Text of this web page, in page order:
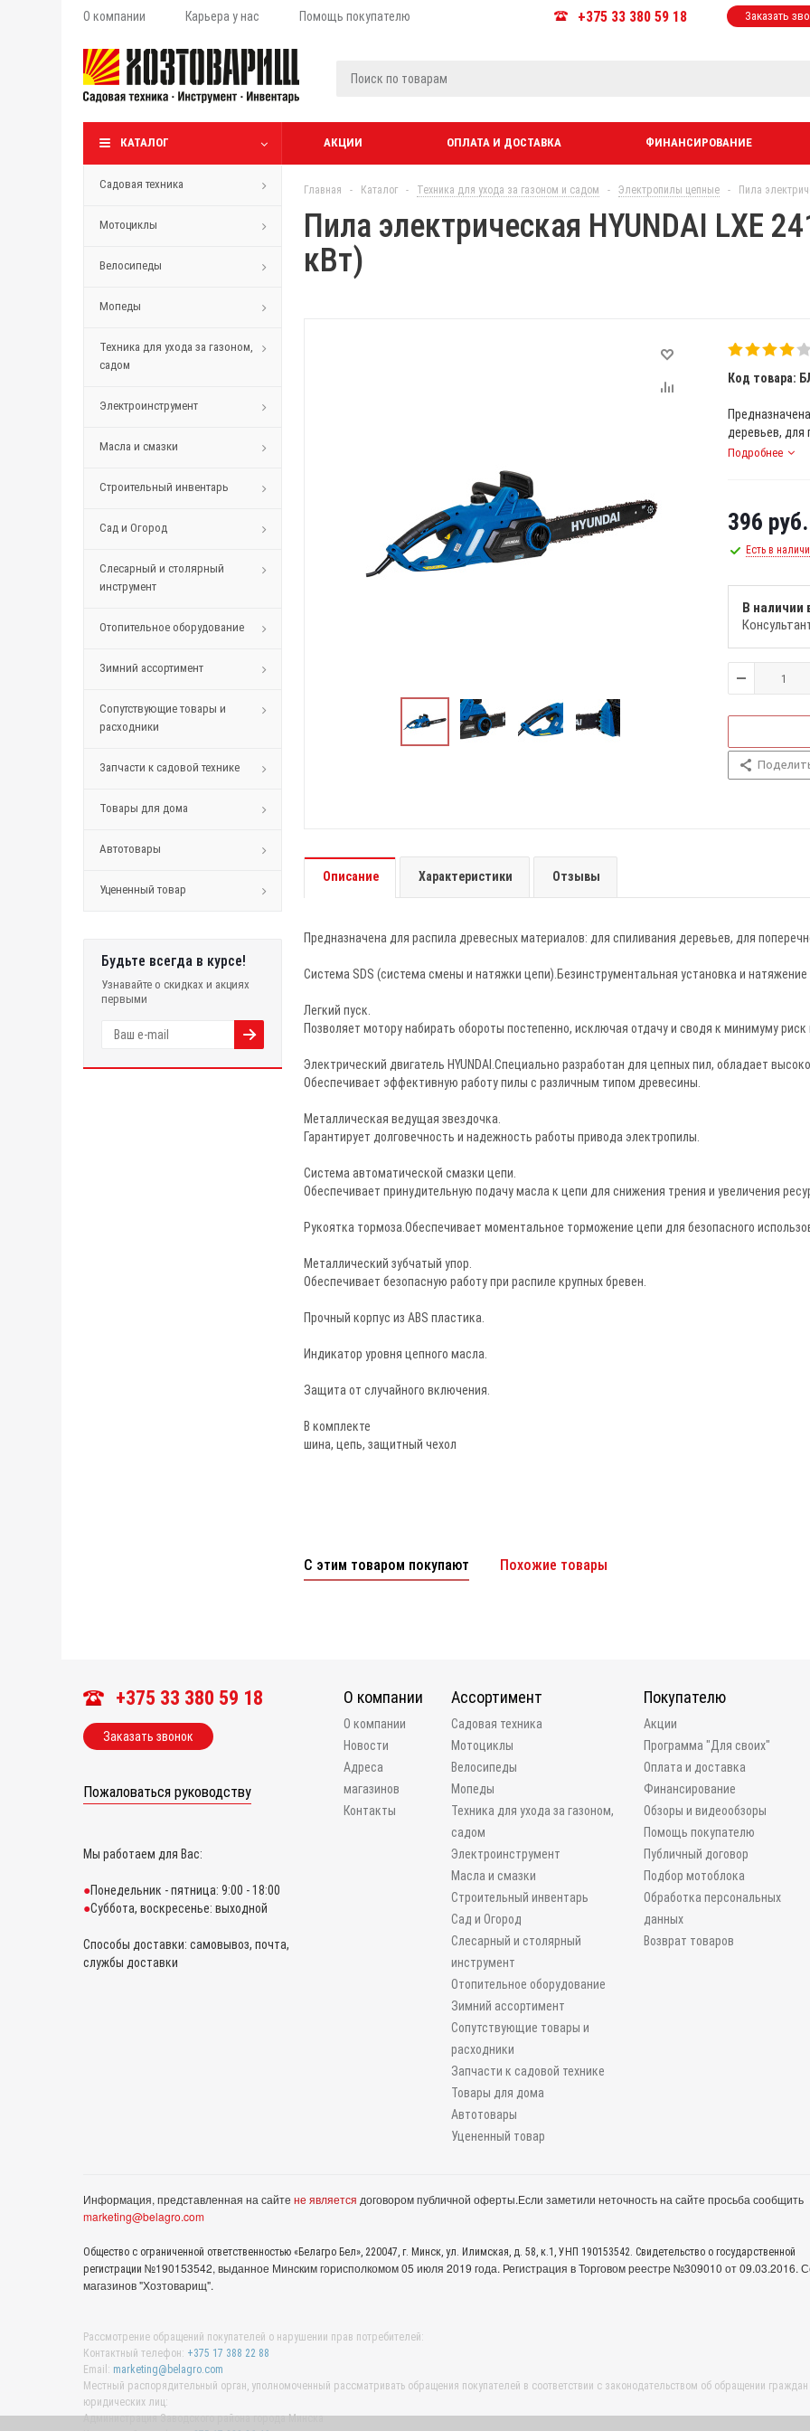
О компании Карьера у нас Помощь покупателю +375 33 380 59 18 Заказать
КАТАЛОГ АКЦИИ ОПЛАТА И ДОСТАВКА ФИНАНСИРОВАНИЕ
Садовая техника
Мотоциклы
Велосипеды
Мопеды
Техника для ухода за газоном,
садом
Электроинструмент
Масла и смазки
Строительный инвентарь
Сад и Огород
Слесарный и столярный
инструмент
Отопительное оборудование
Зимний ассортимент
Сопутствующие товары и
расходники
Запчасти к садовой технике
Товары для дома
Автотовары
Уцененный товар
Будьте всегда в курсе!
Узнавайте о скидках и акциях
первыми
Главная - Каталог - Техника для ухода за газоном и садом - Электропилы цепные - Пила
Пила электрическая HYUNDAI LXE
кВт)
Код товара:
деревьев, для
Подробнее
396 руб.
Есть в
В наличии
Описание Характеристики Отзывы
Предназначена для распила древесных материалов: для спиливания деревьев, для
Система SDS (система смены и натяжки цепи).Безинструментальная установка и
Легкий пуск.
Позволяет мотору набирать обороты постепенно, исключая отдачу и сводя к минимуму риск
Электрический двигатель HYUNDAI.Cпециально разработан для цепных пил, обладает
Обеспечивает эффективную работу пилы с различным типом древесины.
Металлическая ведущая звездочка.
Гарантирует долговечность и надежность работы привода электропилы.
Система автоматической смазки цепи.
Обеспечивает принудительную подачу масла к цепи для снижения трения и увеличения
Рукоятка тормоза.Обеспечивает моментальное торможение цепи для безопасного
Металлический зубчатый упор.
Обеспечивает безопасную работу при распиле крупных бревен.
Прочный корпус из ABS пластика.
Индикатор уровня цепного масла.
Защита от случайного включения.
В комплекте
шина, цепь, защитный чехол
С этим товаром покупают Похожие товары
+375 33 380 59 18
Заказать звонок
Пожаловаться руководству
Мы работаем для Вас:
Понедельник - пятница: 9:00 - 18:00
Суббота, воскресенье: выходной
Способы доставки: самовывоз, почта,
службы доставки
О компании
О компании
Новости
Адреса
магазинов
Контакты
Ассортимент
Садовая техника
Мотоциклы
Велосипеды
Мопеды
Техника для ухода за газоном,
садом
Электроинструмент
Масла и смазки
Строительный инвентарь
Сад и Огород
Слесарный и столярный
инструмент
Отопительное оборудование
Зимний ассортимент
Сопутствующие товары и
расходники
Запчасти к садовой технике
Товары для дома
Автотовары
Уцененный товар
Покупателю
Акции
Программа "Для своих"
Оплата и доставка
Финансирование
Обзоры и видеообзоры
Помощь покупателю
Публичный договор
Подбор мотоблока
Обработка персональных
данных
Возврат товаров
Информация, представленная на сайте не является договором публичной оферты.Если заметили неточность на сайте просьба сообщить
marketing@belagro.com
Общество с ограниченной ответственностью «Белагро Бел», 220047, г. Минск, ул. Илимская, д. 58, к.1, УНП 190153542. Свидетельство о государственной
регистрации №190153542, выданное Минcким горисполкомом 05 июля 2019 года. Регистрация в Торговом реестре №309010 от 09.03.2016.
магазинов "Хозтоварищ".
Рассмотрение обращений покупателей о нарушении прав потребителей:
Контактный телефон: +375 17 388 22 88
Email: marketing@belagro.com
Местный распорядительный орган, уполномоченный рассматривать обращения покупателей в соответствии с законодательством об обращении граждан
юридических лиц:
Администрация Заводского района города Минска